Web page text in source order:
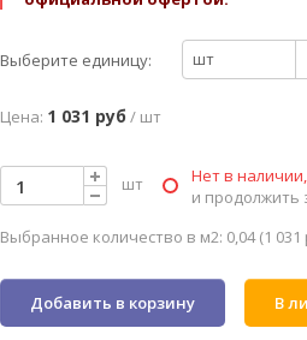
Выберите единицу: шт
Цена: 1 031 руб / шт
шт Нет в наличии,
и продолжить
Выбранное количество в м2: 0,04 (1 031
Добавить в корзину В